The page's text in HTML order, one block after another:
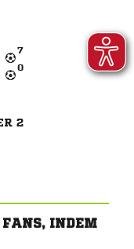


2
FANS, INDEM